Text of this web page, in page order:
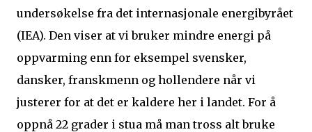
undersøkelse fra det internasjonale energibyrået
(IEA). Den viser at vi bruker mindre energi på
oppvarming enn for eksempel svensker,
dansker, franskmenn og hollendere når vi
justerer for at det er kaldere her i landet. For å
oppnå 22 grader i stua må man tross alt bruke